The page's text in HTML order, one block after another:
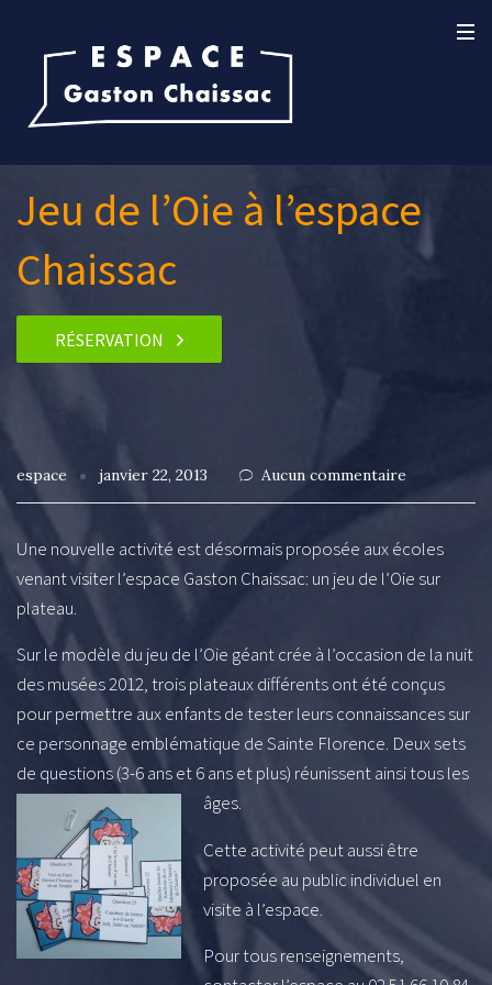
Jeu de l’Oie à l’espace
Chaissac
RÉSERVATION
espace janvier 22, 2013 Aucun commentaire
Une nouvelle activité est désormais proposée aux écoles
venant visiter l’espace Gaston Chaissac: un jeu de l’Oie sur
plateau.
Sur le modèle du jeu de l’Oie géant crée à l’occasion de la nuit
des musées 2012, trois plateaux différents ont été conçus
pour permettre aux enfants de tester leurs connaissances sur
ce personnage emblématique de Sainte Florence. Deux sets
de questions (3-6 ans et 6 ans et plus) réunissent ainsi tous les
âges.
Cette activité peut aussi être
proposée au public individuel en
visite à l’espace.
Pour tous renseignements,